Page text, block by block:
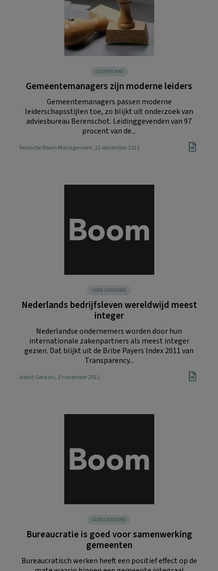
LEIDERSCHAP
Gemeentemanagers zijn moderne leiders
Gemeentemanagers passen moderne
leiderschapsstijlen toe, zo blijkt uit onderzoek van
adviesbureau Berenschot. Leidinggevenden van 97
procent van de...
Redactie Boom Management, 22 december 2011
GEEN CATEGORIE
Nederlands bedrijfsleven wereldwijd meest
integer
Nederlandse ondernemers worden door hun
internationale zakenpartners als meest integer
gezien. Dat blijkt uit de Bribe Payers Index 2011 van
Transparency...
Astrid Geraats, 3 november 2011
GEEN CATEGORIE
Bureaucratie is goed voor samenwerking
gemeenten
Bureaucratisch werken heeft een positief effect op de